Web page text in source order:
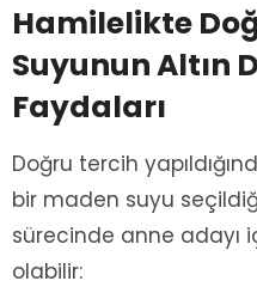
Hamilelikte
Suyunun Altın
Faydaları
Doğru tercih
bir maden suyu
sürecinde anne adayı
olabilir: